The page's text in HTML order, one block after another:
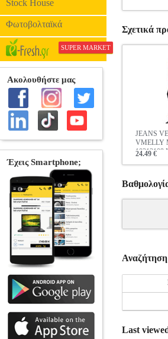
Stock House
Φωτοβολταϊκά
SUPER MARKET
Σχετικά
JEANS
VMELLY
24.49 €
Last